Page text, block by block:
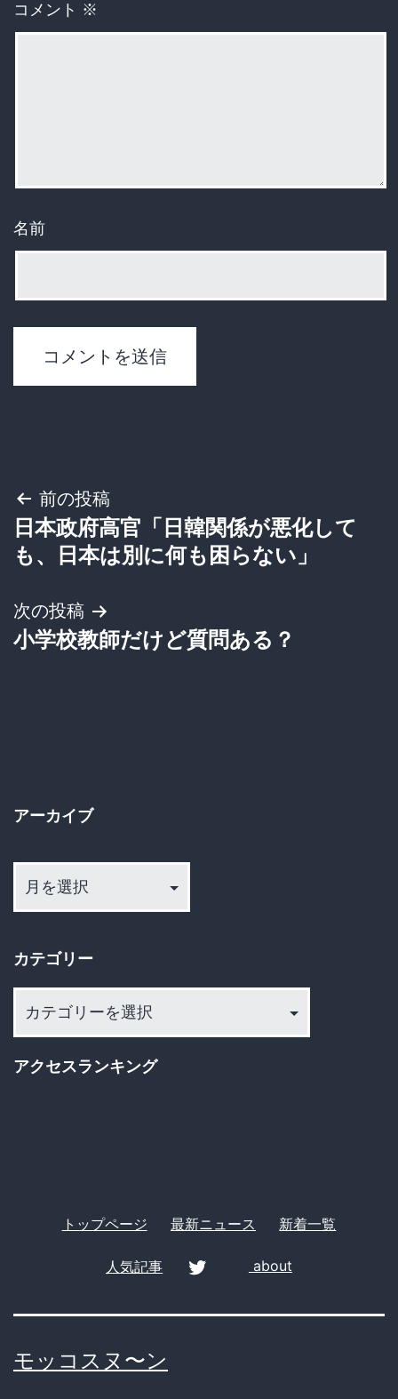
コメント ※
名前
投
稿
ビ
ン
前の投稿
日本政府高官「日韓関係が悪化して
も、日本は別に何も困らない」
次の投稿
小学校教師だけど質問ある？
アーカイブ
カ
ブ
カテゴリー
リ
アクセスランキング
トップページ 最新ニュース 新着一覧
人気記事 about
モッコスヌ〜ン